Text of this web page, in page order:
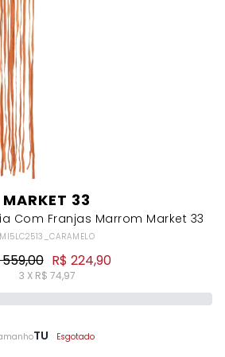
MARKET 33
Com Franjas Marrom Market 33
MI5LC2513_CARAMELO
R$ 224,90
3 X R$ 74,97
TU Esgotado